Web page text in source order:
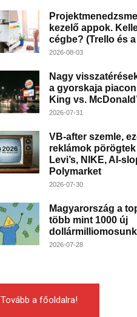
kezelő appok.
cégbe? (Trello és
2026-08-03
Nagy
a gyorskaja
King vs.
2026-07-31
VB-after szemle,
reklámok
Levi’s, NIKE, AI-
Polymarket
2026-07-30
Magyarország a
több mint 1000 új
2026-07-28
Tovább a főoldalra!